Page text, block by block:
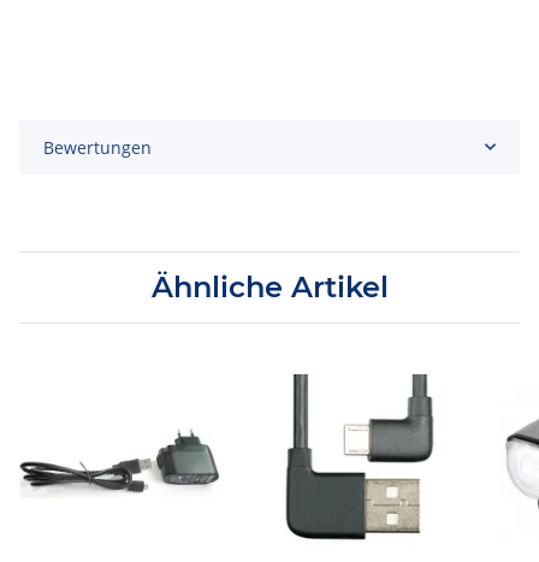
Bewertungen
Ähnliche Artikel